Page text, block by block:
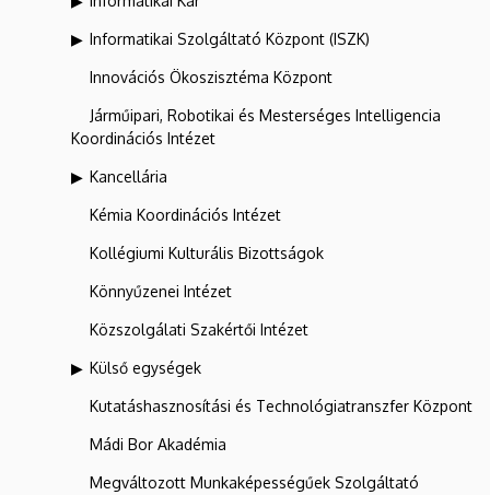
Informatikai Szolgáltató Központ (ISZK)
Innovációs Ökoszisztéma Központ
Járműipari, Robotikai és Mesterséges Intelligencia
Koordinációs Intézet
Kancellária
Kémia Koordinációs Intézet
Kollégiumi Kulturális Bizottságok
Könnyűzenei Intézet
Közszolgálati Szakértői Intézet
Külső egységek
Kutatáshasznosítási és Technológiatranszfer Központ
Mádi Bor Akadémia
Megváltozott Munkaképességűek Szolgáltató